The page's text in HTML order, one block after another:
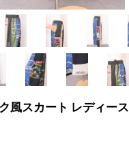
風スカート レディー